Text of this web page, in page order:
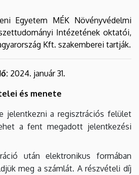
Egyetem MÉK Növényvédelmi
Intézetének oktatói,
Kft. szakemberei tartják.
2024. január 31.
és menete
jelentkezni a regisztrációs felület
a fent megadott jelentkezési
után elektronikus formában
meg a számlát. A részvételi díj